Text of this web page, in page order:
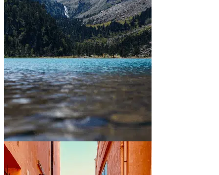
Entre montagnes et lacs